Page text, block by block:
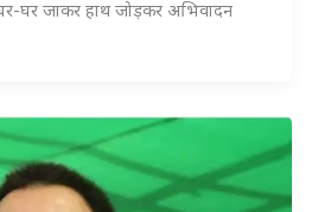
घर जाकर हाथ जोड़कर अभिवादन